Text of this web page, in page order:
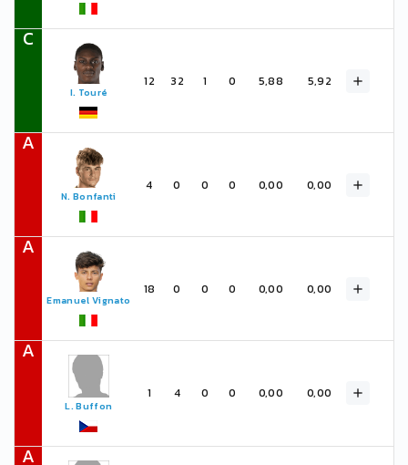
C
I. Touré
12 32 1 0 5,88 5,92
A
N. Bonfanti
4 0 0 0 0,00 0,00
A
Emanuel Vignato
18 0 0 0 0,00 0,00
A
L. Buffon
1 4 0 0 0,00 0,00
A